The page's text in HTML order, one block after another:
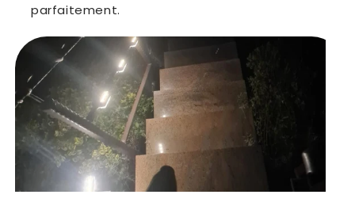
parfaitement.